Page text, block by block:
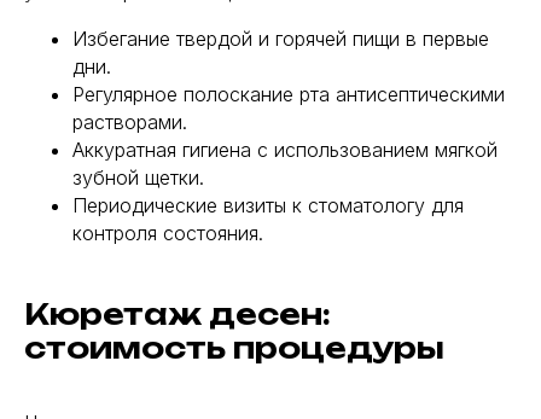
Избегание твердой и горячей пищи в первые
дни.
Регулярное полоскание рта антисептическими
растворами.
Аккуратная гигиена с использованием мягкой
зубной щетки.
Периодические визиты к стоматологу для
контроля состояния.
Кюретаж десен:
стоимость процедуры